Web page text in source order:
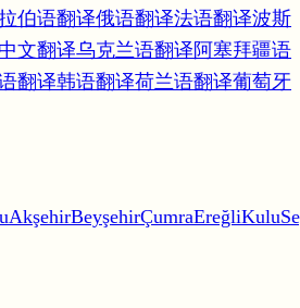
伯语翻译俄语翻译法语翻译波斯
中文翻译乌克兰语翻译 阿塞拜疆语
翻译韩语翻译荷兰语翻译葡萄牙
AkşehirBeyşehirÇumraEreğliKulu